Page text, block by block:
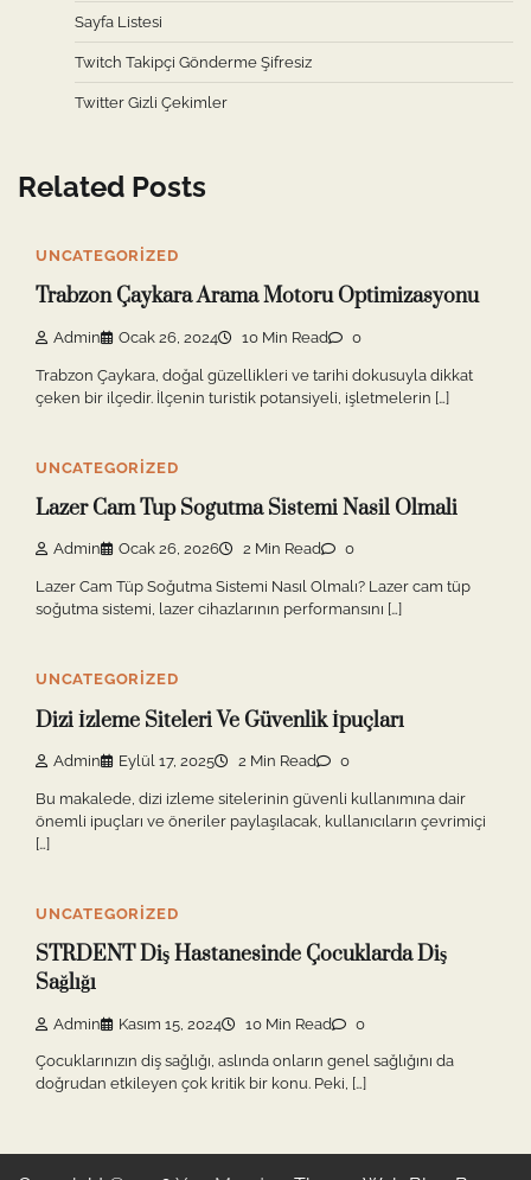
Sayfa Listesi
Twitch Takipçi Gönderme Şifresiz
Twitter Gizli Çekimler
Related Posts
UNCATEGORIZED
Trabzon Çaykara Arama Motoru Optimizasyonu
Admin Ocak 26, 2024 10 Min Read 0
Trabzon Çaykara, doğal güzellikleri ve tarihi dokusuyla dikkat
çeken bir ilçedir. İlçenin turistik potansiyeli, işletmelerin […]
UNCATEGORIZED
Lazer Cam Tup Sogutma Sistemi Nasil Olmali
Admin Ocak 26, 2026 2 Min Read 0
Lazer Cam Tüp Soğutma Sistemi Nasıl Olmalı? Lazer cam tüp
soğutma sistemi, lazer cihazlarının performansını […]
UNCATEGORIZED
Dizi İzleme Siteleri Ve Güvenlik İpuçları
Admin Eylül 17, 2025 2 Min Read 0
Bu makalede, dizi izleme sitelerinin güvenli kullanımına dair
önemli ipuçları ve öneriler paylaşılacak, kullanıcıların çevrimiçi
[…]
UNCATEGORIZED
STRDENT Diş Hastanesinde Çocuklarda Diş
Sağlığı
Admin Kasım 15, 2024 10 Min Read 0
Çocuklarınızın diş sağlığı, aslında onların genel sağlığını da
doğrudan etkileyen çok kritik bir konu. Peki, […]